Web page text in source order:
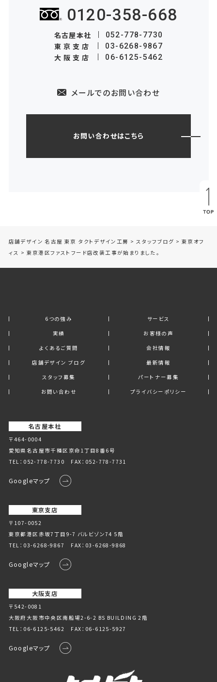
0120-358-668
名古屋本社 052-778-7730
東京支店 03-6268-9867
大阪支店 06-6125-5462
メールでのお問い合わせ
お問い合わせはこちら
店舗デザイン 名古屋 東京 タクトデザイン工房 > スタッフブログ > 東京オフ
ィス > 東京港区ファストフード店改装工事が始まりました。
6つの強み
サービス
実績
お客様の声
よくあるご質問
会社情報
店舗デザイン ブログ
最新情報
スタッフ募集
パートナー募集
お問い合わせ
プライバシーポリシー
名古屋本社
〒464-0004
愛知県名古屋市千種区京命1丁⽬8番6号
TEL： 052-778-7730 FAX：052-778-7731
Googleマップ
東京支店
〒107-0052
東京都港区赤坂7丁目9-7 バルビゾン74 5階
TEL： 03-6268-9867 FAX：03-6268-9868
Googleマップ
大阪支店
〒542-0081
大阪府大阪市中央区南船場2-6-2 BS BUILDING 2階
TEL： 06-6125-5462 FAX：06-6125-5927
Googleマップ